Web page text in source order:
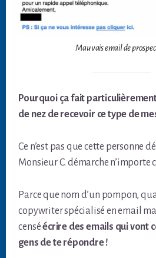
Mauvais email de
Pourquoi ça fait
de nez de recevoir ce type de
Ce n’est pas que cette personne
Monsieur C. démarche n’importe
Parce que nom d’un pompon,
copywriter spécialisé en email
censéécrire des emails qui vont
gens de te répondre !